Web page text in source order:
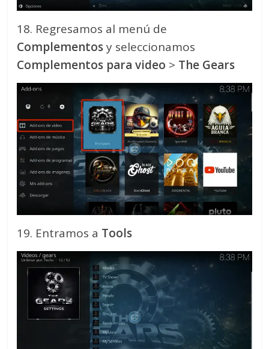
18. Regresamos al menú de
Complementosy seleccionamos
Complementos para video > The Gears
19. Entramos a Tools